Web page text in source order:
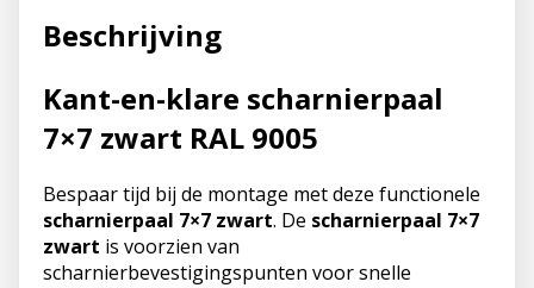
Beschrijving
Kant-en-klare scharnierpaal
7×7 zwart RAL 9005
Bespaar tijd bij de montage met deze functionele
scharnierpaal 7×7 zwart. De scharnierpaal 7×7
zwart is voorzien van
scharnierbevestigingspunten voor snelle